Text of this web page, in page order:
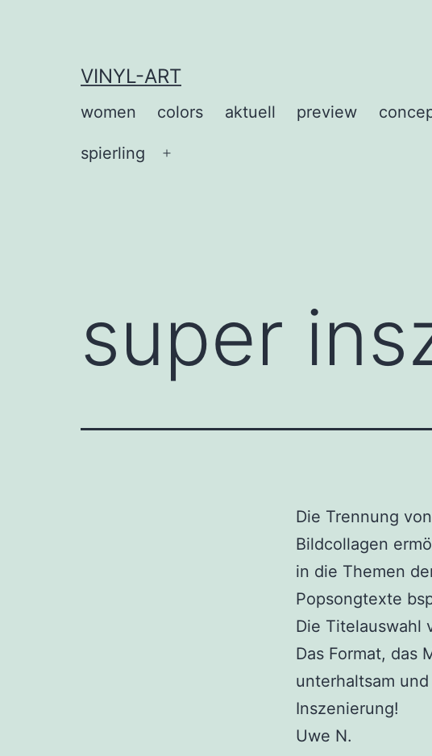
VINYL-ART
women colors aktuell preview
spierling
super
Die Trennung
Bildcollagen
in die Themen
Popsongtexte
Die Titelauswahl
Das Format, das
unterhaltsam
Inszenierung!
Uwe N.